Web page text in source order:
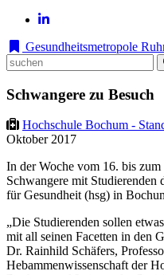
Gesundheitsmetropole
Schwangere zu Besuch
Hochschule Bochum -
Oktober 2017
In der Woche vom 16. bis
Schwangere mit Studierenden
für Gesundheit (hsg) in
„Die Studierenden sollen
mit all seinen Facetten in den
Dr. Rainhild Schäfers,
Hebammenwissenschaft der